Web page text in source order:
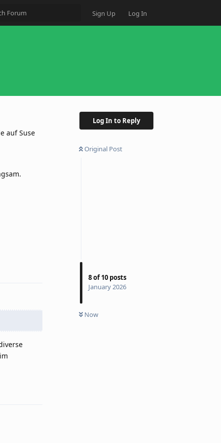
Sign Up Log In
Log In to Reply
Original Post
8of10 posts
January 2026
Now
auf Suse